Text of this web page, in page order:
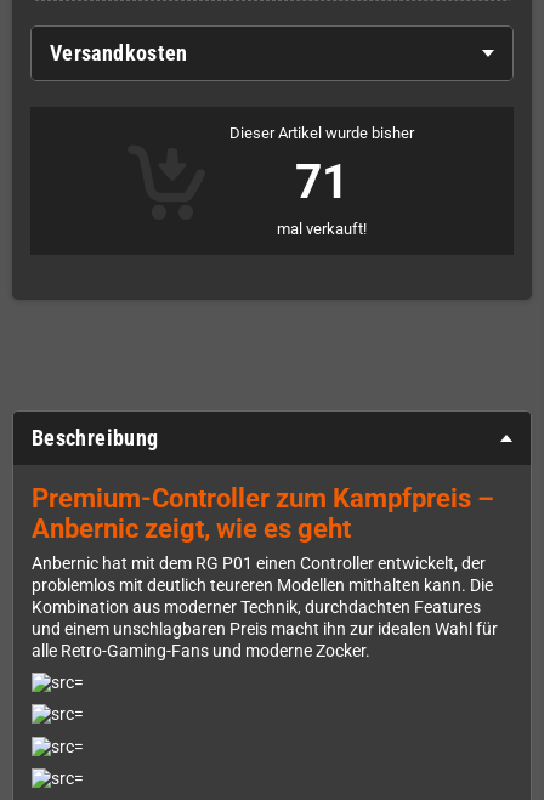
Versandkosten
Dieser Artikel wurde bisher
71
mal verkauft!
Beschreibung
Premium-Controller zum Kampfpreis –
Anbernic zeigt, wie es geht
Anbernic hat mit dem RG P01 einen Controller entwickelt, der
problemlos mit deutlich teureren Modellen mithalten kann. Die
Kombination aus moderner Technik, durchdachten Features
und einem unschlagbaren Preis macht ihn zur idealen Wahl für
alle Retro-Gaming-Fans und moderne Zocker.